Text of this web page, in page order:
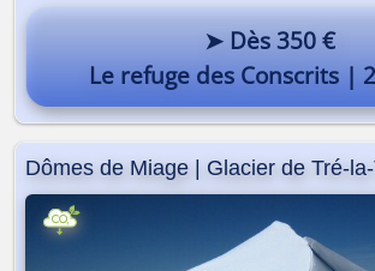
➤ Dès 350 €
Le refuge des Conscrits |
Dômes de Miage | Glacier de Tré-